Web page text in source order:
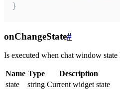
}
onChangeState#
Is executed when chat window state
Name Type
Description
state
string Current widget state